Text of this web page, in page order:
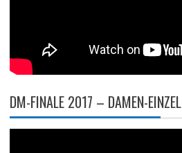
DM-FINALE 2017 – DAMEN-EINZEL